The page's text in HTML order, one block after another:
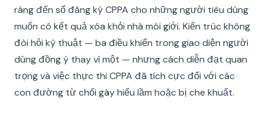
ràng đến sổ đăng ký CPPA cho những người tiêu dùng
muốn có kết quả xóa khỏi nhà môi giới. Kiến trúc không
đòi hỏi kỹ thuật — ba điều khiển trong giao diện người
dùng đồng ý thay vì một — nhưng cách diễn đạt quan
trọng và việc thực thi CPPA đã tích cực đối với các
con đường từ chối gây hiểu lầm hoặc bị che khuất.